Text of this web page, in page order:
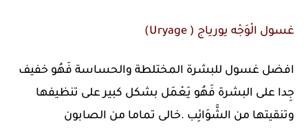
غسول الْوَجْه يورياج ( Uryage)
افضل غسول للبشرة المختلطة والحساسة فَهُو خفيف
جِدا على البشرة فَهُو يَعْمَل بشكل كبير على تنظيفها
وتنقيتها من الشَّوَائِب .خالى تماما من الصابون